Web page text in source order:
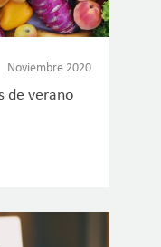
Noviembre 2020
de verano